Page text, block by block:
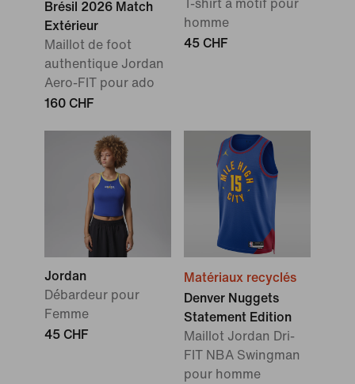
Brésil 2026 Match
Extérieur
Maillot de foot
authentique Jordan
Aero-FIT pour ado
160 CHF
T-shirt à motif pour
homme
45 CHF
Jordan
Débardeur pour
Femme
45 CHF
Matériaux recyclés
Denver Nuggets
Statement Edition
Maillot Jordan Dri-
FIT NBA Swingman
pour homme